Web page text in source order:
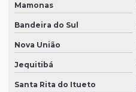
Mamonas
Bandeira do Sul
Nova União
Jequitibá
Santa Rita do Itueto